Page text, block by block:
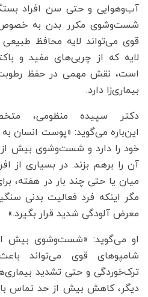
آب‌وهوایی و حتی سن افراد
شست‌وشوی مکرر بدن به خصوص
قوی می‌تواند لایه محافظ
لایه که از چربی‌های مفید و
است، نقش مهمی در حفظ رطوبت
بیماری‌زا دارد.
دکتر سپیده منظومی،
این‌باره می‌گوید: «پوست انسان
خود را دارد و شست‌وشوی بیش از
آن را برهم بزند. در بسیاری از
میان یا حتی چند بار در هفته،
مگر اینکه فرد فعالیت بدنی
معرض آلودگی شدید قرار بگیرد.»
او می‌گوید: «شست‌وشوی بیش
شامپوهای قوی می‌تواند
ترک‌خوردگی و حتی تشدید
دیگر، کاهش بیش از حد تماس